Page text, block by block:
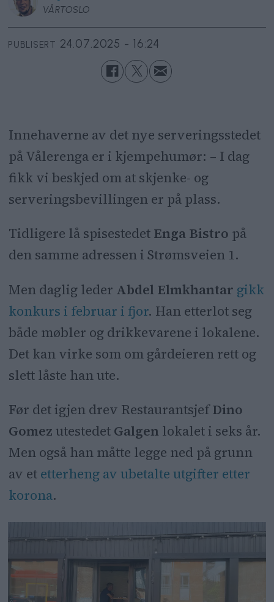
VÅRTOSLO
PUBLISERT 24.07.2025 - 16:24
Innehaverne av det nye serveringsstedet
på Vålerenga er i kjempehumør: – I dag
fikk vi beskjed om at skjenke- og
serveringsbevillingen er på plass.
Tidligere lå spisestedet Enga Bistro på
den samme adressen i Strømsveien 1.
Men daglig leder Abdel Elmkhantar gikk
konkurs i februar i fjor. Han etterlot seg
både møbler og drikkevarene i lokalene.
Det kan virke som om gårdeieren rett og
slett låste han ute.
Før det igjen drev RestaurantsjefDino
Gomez utestedet Galgen lokalet i seks år.
Men også han måtte legge ned på grunn
av et etterheng av ubetalte utgifter etter
korona.